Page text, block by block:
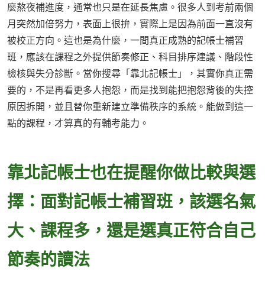
麼熬夜補進度，通常也只是在延長焦慮。很多人到考前兩個
月突然加倍努力，表面上很拚，實際上是因為前面一直沒有
被校正方向。這也是為什麼，一間真正成熟的記帳士補習
班，應該在課程之外提供節奏修正、科目排序建議、階段性
檢核與失分診斷。當你搜尋「靠北記帳士」，其實你真正需
要的，不是再看更多人抱怨，而是找到能把抱怨背後的失控
原因拆開，並且替你重新建立準備秩序的系統。能做到這一
點的課程，才算真的有輔考能力。
靠北記帳士也在提醒你做比較與選
擇：面對記帳士補習班，該選名氣
大、課程多，還是選真正符合自己
節奏的讀法